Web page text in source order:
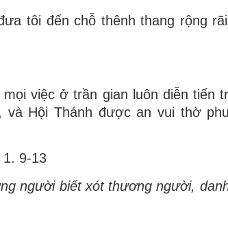
tôi đến chỗ thênh thang rộng
mọi việc ở trần gian luôn diễn tiến
Hội Thánh được an vui thờ
1. 9-13
người biết xót thương người,